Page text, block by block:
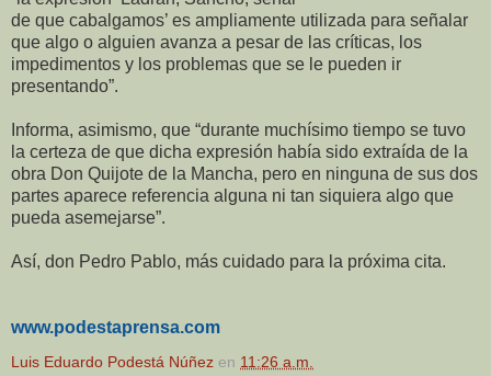
de que cabalgamos’ es ampliamente utilizada para señalar
que algo o alguien avanza a pesar de las críticas, los
impedimentos y los problemas que se le pueden ir
presentando”.
Informa, asimismo, que “durante muchísimo tiempo se tuvo
la certeza de que dicha expresión había sido extraída de la
obra Don Quijote de la Mancha, pero en ninguna de sus dos
partes aparece referencia alguna ni tan siquiera algo que
pueda asemejarse”.
Así, don Pedro Pablo, más cuidado para la próxima cita.
www.podestaprensa.com
Luis Eduardo Podestá Núñez en 11:26 a.m.